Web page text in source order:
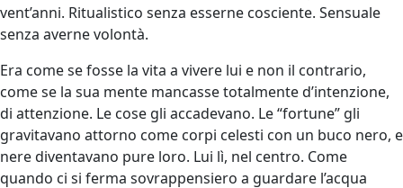
vent’anni. Ritualistico senza esserne cosciente. Sensuale
senza averne volontà.
Era come se fosse la vita a vivere lui e non il contrario,
come se la sua mente mancasse totalmente d’intenzione,
di attenzione. Le cose gli accadevano. Le “fortune” gli
gravitavano attorno come corpi celesti con un buco nero, e
nere diventavano pure loro. Lui lì, nel centro. Come
quando ci si ferma sovrappensiero a guardare l’acqua